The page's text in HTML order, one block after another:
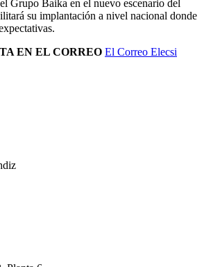
Grupo Baika en el nuevo escenario del
su implantación a nivel nacional donde
EN EL CORREO El Correo Elecsi